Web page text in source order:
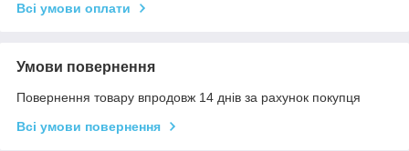
Всі умови оплати
Умови повернення
Повернення товару впродовж 14 днів за рахунок покупця
Всі умови повернення